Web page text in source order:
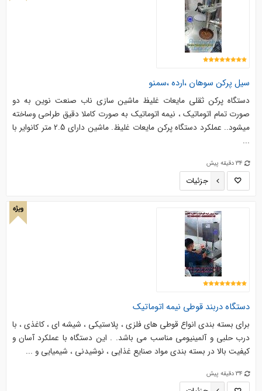
سیل پرکن سوهان ،ارده ،سمنو
دستگاه پرکن ثقلی مایعات غلیظ ماشین سازی ناب صنعت نوین به دو
صورت تمام اتوماتیک ، نیمه اتوماتیک به صورت کاملا دقیق طراحی وساخته
میشود.. عملکرد دستگاه پرکن مایعات غلیظ. ماشين داراي 2.5 متر كانواير با
...
34 دقیقه پیش
جزئیات
ویژه
دستگاه دربند قوطی نیمه اتوماتیک
برای بسته بندی انواع قوطی های فلزی ، پلاستیکی ، شیشه ای ، کاغذی ، با
درب حلبی و آلمینیومی مناسب می باشد. . این دستگاه با عملکرد آسان و
کیفیت بالا در بسته بندی مواد صنایع غذایی ، نوشیدنی ، شیمیایی و ...
34 دقیقه پیش